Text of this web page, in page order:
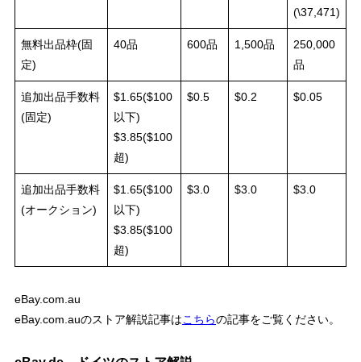
(\37,471)
無料出品枠(固
定)
40品 600品 1,500品
250,000
品
追加出品手数料
(固定)
$1.65($100
以下)
$3.85($100
超)
$0.5 $0.2 $0.05
追加出品手数料
(オークション)
$1.65($100
以下)
$3.85($100
超)
$3.0 $3.0 $3.0
eBay.com.au
eBay.com.auのストア解説記事はこちらの記事をご覧ください。